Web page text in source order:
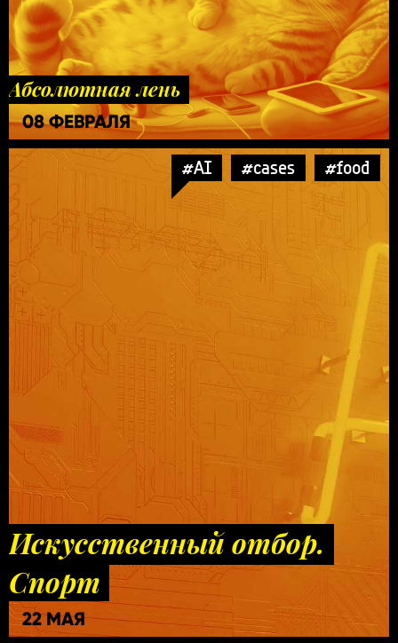
Абсолютная лень
08 ФЕВРАЛЯ
#AI #cases #food
Искусственный отбор.
Спорт
22 МАЯ